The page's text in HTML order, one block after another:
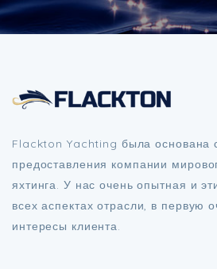
Flackton Yachting была основана
предоставления компании
яхтинга. У нас очень опытная и
всех аспектах отрасли, в первую
интересы клиента.